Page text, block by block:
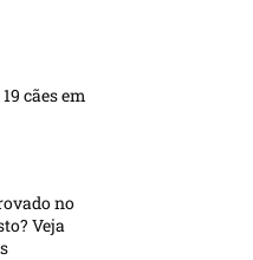
cães em
no
Veja